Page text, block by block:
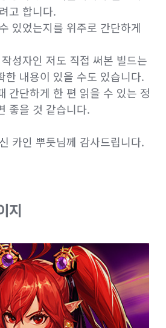
고 합니다.
있었는지를 위주로 간단하게
성자인 저도 직접 써본 빌드는
한 내용이 있을 수도 있습니다.
간단하게 한 편 읽을 수 있는 정
좋을 것 같습니다.
카인 뿌듯님께 감사드립니다.
지